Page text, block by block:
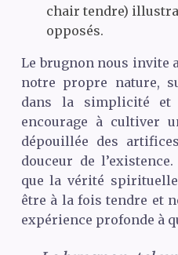
chair tendre)
opposés.
Le brugnon nous invite
notre propre nature,
dans la simplicité et
encourage à cultiver
dépouillée des
douceur de
que la vérité
être à la fois tendre et
expérience profonde à